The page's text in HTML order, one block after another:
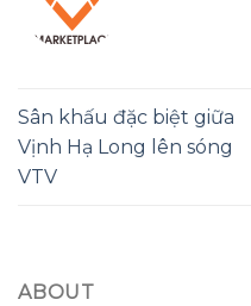
Sân khấu đặc biệt giữa
Vịnh Hạ Long lên sóng
VTV
ABOUT